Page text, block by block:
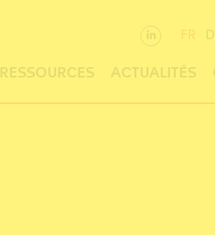
RESSOURCES ACTUALITÉS